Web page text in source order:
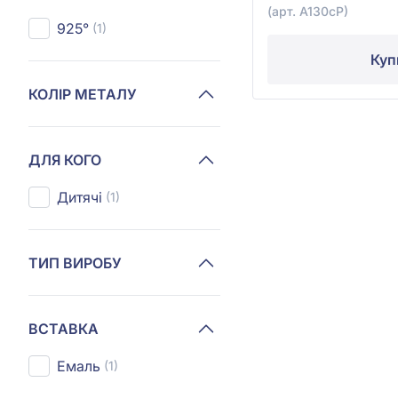
925° (1)
КОЛІР МЕТАЛУ
ДЛЯ КОГО
Дитячі (1)
ТИП ВИРОБУ
ВСТАВКА
Емаль (1)
(арт. А130сР)